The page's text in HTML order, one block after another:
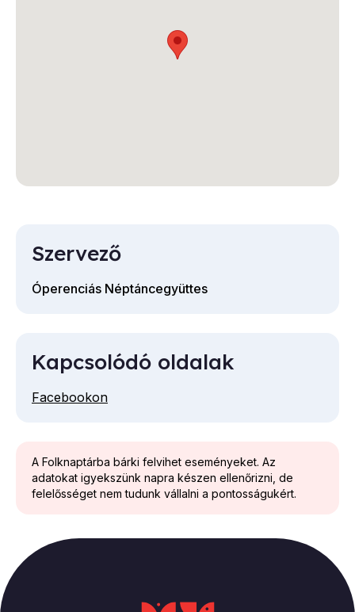
A Folknaptárba bárki felvihet eseményeket. Az
adatokat igyekszünk napra készen ellenőrizni, de
felelősséget nem tudunk vállalni a pontosságukért.
Szervező
Óperenciás Néptáncegyüttes
Kapcsolódó oldalak
Facebookon